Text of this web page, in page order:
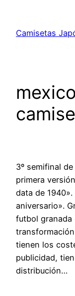
contenido
Camisetas
3º semifinal
primera
data de
aniversario».
futbol
tienen los
publicidad,
distribución…